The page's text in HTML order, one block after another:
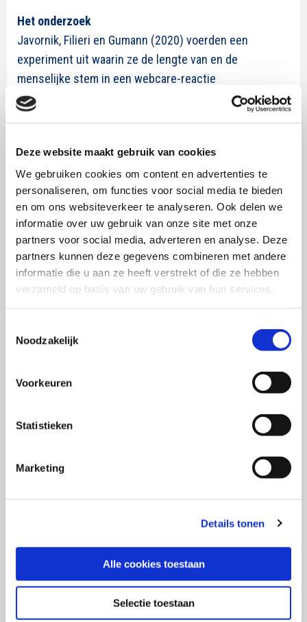
Deze website maakt gebruik van cookies
We gebruiken cookies om content en advertenties te
personaliseren, om functies voor social media te bieden
en om ons websiteverkeer te analyseren. Ook delen we
informatie over uw gebruik van onze site met onze
partners voor social media, adverteren en analyse. Deze
partners kunnen deze gegevens combineren met andere
informatie die u aan ze heeft verstrekt of die ze hebben
verzameld op basis van uw gebruik van hun services.
Noodzakelijk
Voorkeuren
Statistieken
Marketing
Details tonen
Alle cookies toestaan
Selectie toestaan
Het onderzoek
Javornik, Filieri en Gumann (2020) voerden een
experiment uit waarin ze de lengte van en de
menselijke stem in een webcare-reactie
manipuleerden. Proefpersonen kregen een klacht te
lezen en de reactie van de organisatie op de klacht.
versus 108 woorden) en bevatte veel of weinig
elementen van de menselijke stem. Vervolgens
beantwoordden de proefpersonen vragen over hun
waargenomen distributieve, procedurele en
interactionele rechtvaardigheid en tevredenheid met
de afhandeling van de klacht.
Bevindingen
omstanders dan de lengte van de webcare-reactie.
van de menselijke stem bevat, leidt dat tot een hogere
waargenomen interactionele rechtvaardigheid wat op
zijn beurt weer leidt tot een hoger waargenomen
distributieve én procedurele rechtvaardigheid. Een
andere opvallende bevinding is dat een lang antwoord
met veel elementen van de menselijke stem zorgt voor
Wil je kort reageren op een klacht? Zorg dat het
antwoord veel elementen van de menselijke stem